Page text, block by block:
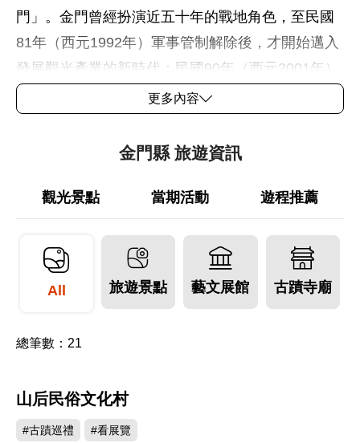
門」。金門曾經扮演近五十年的戰地角色，至民國
81年（西元1992年）軍事管制解除後，才開始邁入
發展觀光產業的新時代；民國90年（西元2001年）
元旦，金、廈「小三通」正式啟動，「金門」轉而
軍事管制時期，島上軍民生活儉樸，一切設備端賴
軍民同胞共同努力。而往日的戰備措施，恰成了今
國軍進駐之後，大量植樹造林，從「綠化」到「美
化」，至今島上綠樹成蔭，道路兩旁繁花似錦，景
緻優美，素有「海上公園」之譽。
島上鳥類的數量和種類不斷地增加。夏候鳥有家燕
鷗，還有戴勝、環頸雉，這些在金門的田野上，到
處可見。最難得的保育級動物「水獺」，以及有
更多內容
金門縣 旅遊資訊
觀光景點 當期活動 遊程推薦
All 旅遊景點 藝文展館 古蹟寺廟
總筆數： 21
山后民俗文化村
#古蹟巡禮 #看展覽